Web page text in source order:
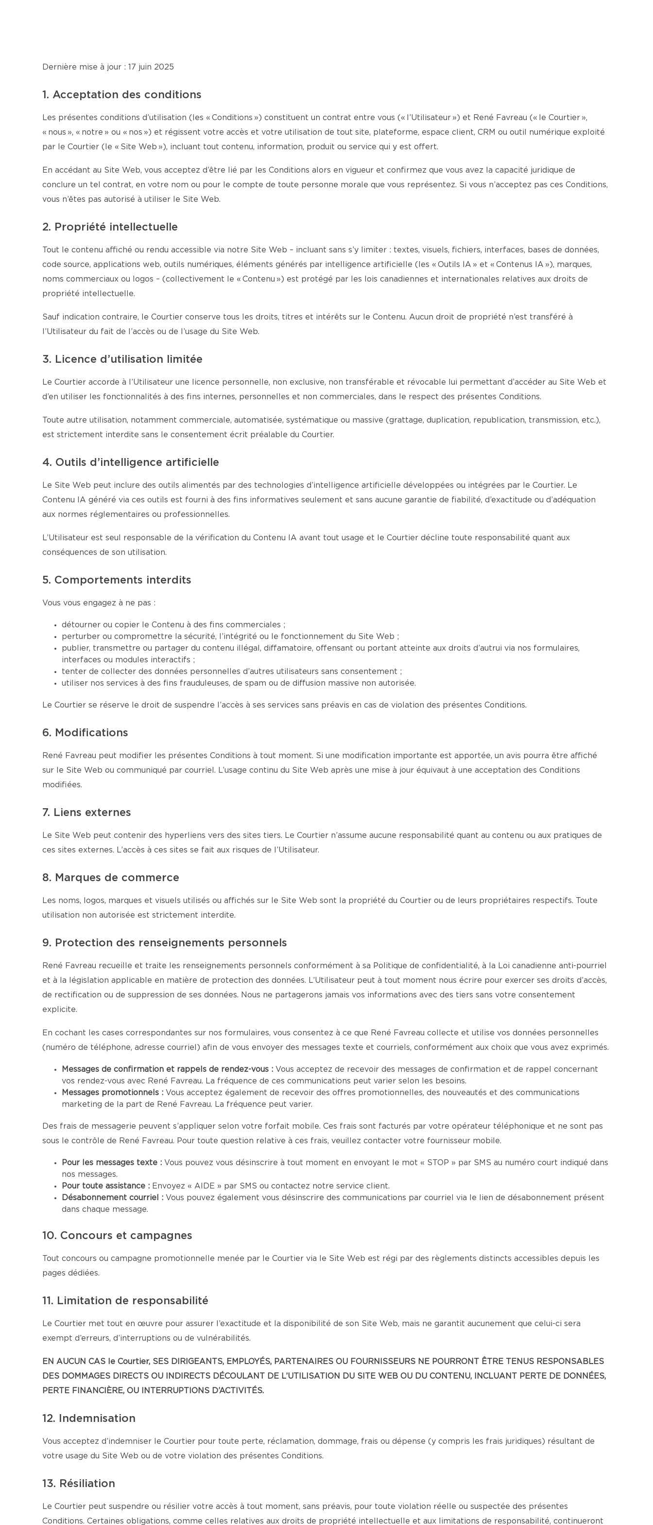
Dernière mise à jour : 17 juin 2025
1. Acceptation des conditions
Les présentes conditions d’utilisation (les « Conditions ») constituent un contrat entre vous (« l’Utilisateur ») et René Favreau (« le Courtier »,
« nous », « notre » ou « nos ») et régissent votre accès et votre utilisation de tout site, plateforme, espace client, CRM ou outil numérique exploité
par le Courtier (le « Site Web »), incluant tout contenu, information, produit ou service qui y est offert.
En accédant au Site Web, vous acceptez d’être lié par les Conditions alors en vigueur et confirmez que vous avez la capacité juridique de
conclure un tel contrat, en votre nom ou pour le compte de toute personne morale que vous représentez. Si vous n’acceptez pas ces Conditions,
vous n’êtes pas autorisé à utiliser le Site Web.
2. Propriété intellectuelle
Tout le contenu affiché ou rendu accessible via notre Site Web – incluant sans s’y limiter : textes, visuels, fichiers, interfaces, bases de données,
code source, applications web, outils numériques, éléments générés par intelligence artificielle (les « Outils IA » et « Contenus IA »), marques,
noms commerciaux ou logos – (collectivement le « Contenu ») est protégé par les lois canadiennes et internationales relatives aux droits de
propriété intellectuelle.
Sauf indication contraire, le Courtier conserve tous les droits, titres et intérêts sur le Contenu. Aucun droit de propriété n’est transféré à
l’Utilisateur du fait de l’accès ou de l’usage du Site Web.
3. Licence d’utilisation limitée
Le Courtier accorde à l’Utilisateur une licence personnelle, non exclusive, non transférable et révocable lui permettant d’accéder au Site Web et
d’en utiliser les fonctionnalités à des fins internes, personnelles et non commerciales, dans le respect des présentes Conditions.
Toute autre utilisation, notamment commerciale, automatisée, systématique ou massive (grattage, duplication, republication, transmission, etc.),
est strictement interdite sans le consentement écrit préalable du Courtier.
4. Outils d’intelligence artificielle
Le Site Web peut inclure des outils alimentés par des technologies d’intelligence artificielle développées ou intégrées par le Courtier. Le
Contenu IA généré via ces outils est fourni à des fins informatives seulement et sans aucune garantie de fiabilité, d’exactitude ou d’adéquation
aux normes réglementaires ou professionnelles.
L’Utilisateur est seul responsable de la vérification du Contenu IA avant tout usage et le Courtier décline toute responsabilité quant aux
conséquences de son utilisation.
5. Comportements interdits
Vous vous engagez à ne pas :
détourner ou copier le Contenu à des fins commerciales ;
perturber ou compromettre la sécurité, l’intégrité ou le fonctionnement du Site Web ;
publier, transmettre ou partager du contenu illégal, diffamatoire, offensant ou portant atteinte aux droits d’autrui via nos formulaires,
interfaces ou modules interactifs ;
tenter de collecter des données personnelles d’autres utilisateurs sans consentement ;
utiliser nos services à des fins frauduleuses, de spam ou de diffusion massive non autorisée.
Le Courtier se réserve le droit de suspendre l’accès à ses services sans préavis en cas de violation des présentes Conditions.
6. Modifications
René Favreau peut modifier les présentes Conditions à tout moment. Si une modification importante est apportée, un avis pourra être affiché
sur le Site Web ou communiqué par courriel. L’usage continu du Site Web après une mise à jour équivaut à une acceptation des Conditions
modifiées.
7. Liens externes
Le Site Web peut contenir des hyperliens vers des sites tiers. Le Courtier n’assume aucune responsabilité quant au contenu ou aux pratiques de
ces sites externes. L’accès à ces sites se fait aux risques de l’Utilisateur.
8. Marques de commerce
Les noms, logos, marques et visuels utilisés ou affichés sur le Site Web sont la propriété du Courtier ou de leurs propriétaires respectifs. Toute
utilisation non autorisée est strictement interdite.
9. Protection des renseignements personnels
René Favreau recueille et traite les renseignements personnels conformément à sa Politique de confidentialité, à la Loi canadienne anti-pourriel
et à la législation applicable en matière de protection des données. L’Utilisateur peut à tout moment nous écrire pour exercer ses droits d’accès,
de rectification ou de suppression de ses données. Nous ne partagerons jamais vos informations avec des tiers sans votre consentement
explicite.
En cochant les cases correspondantes sur nos formulaires, vous consentez à ce que René Favreau collecte et utilise vos données personnelles
(numéro de téléphone, adresse courriel) afin de vous envoyer des messages texte et courriels, conformément aux choix que vous avez exprimés.
Messages de confirmation et rappels de rendez-vous : Vous acceptez de recevoir des messages de confirmation et de rappel concernant
vos rendez-vous avec René Favreau. La fréquence de ces communications peut varier selon les besoins.
Messages promotionnels : Vous acceptez également de recevoir des offres promotionnelles, des nouveautés et des communications
marketing de la part de René Favreau. La fréquence peut varier.
Des frais de messagerie peuvent s’appliquer selon votre forfait mobile. Ces frais sont facturés par votre opérateur téléphonique et ne sont pas
sous le contrôle de René Favreau. Pour toute question relative à ces frais, veuillez contacter votre fournisseur mobile.
Pour les messages texte : Vous pouvez vous désinscrire à tout moment en envoyant le mot « STOP » par SMS au numéro court indiqué dans
nos messages.
Pour toute assistance : Envoyez « AIDE » par SMS ou contactez notre service client.
Désabonnement courriel : Vous pouvez également vous désinscrire des communications par courriel via le lien de désabonnement présent
dans chaque message.
10. Concours et campagnes
Tout concours ou campagne promotionnelle menée par le Courtier via le Site Web est régi par des règlements distincts accessibles depuis les
pages dédiées.
11. Limitation de responsabilité
Le Courtier met tout en œuvre pour assurer l’exactitude et la disponibilité de son Site Web, mais ne garantit aucunement que celui-ci sera
exempt d’erreurs, d’interruptions ou de vulnérabilités.
EN AUCUN CAS le Courtier, SES DIRIGEANTS, EMPLOYÉS, PARTENAIRES OU FOURNISSEURS NE POURRONT ÊTRE TENUS RESPONSABLES
DES DOMMAGES DIRECTS OU INDIRECTS DÉCOULANT DE L’UTILISATION DU SITE WEB OU DU CONTENU, INCLUANT PERTE DE DONNÉES,
PERTE FINANCIÈRE, OU INTERRUPTIONS D’ACTIVITÉS.
12. Indemnisation
Vous acceptez d’indemniser le Courtier pour toute perte, réclamation, dommage, frais ou dépense (y compris les frais juridiques) résultant de
votre usage du Site Web ou de votre violation des présentes Conditions.
13. Résiliation
Le Courtier peut suspendre ou résilier votre accès à tout moment, sans préavis, pour toute violation réelle ou suspectée des présentes
Conditions. Certaines obligations, comme celles relatives aux droits de propriété intellectuelle et aux limitations de responsabilité, continueront